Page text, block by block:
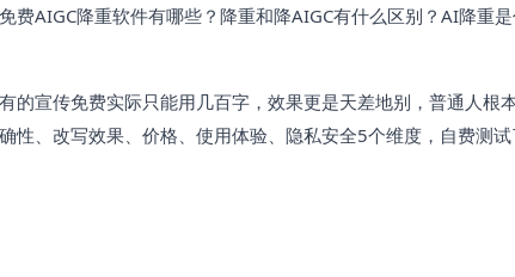
费AIGC降重软件有哪些？降重和降AIGC有什么区别？AI降重
的宣传免费实际只能用几百字，效果更是天差地别，普通人根
性、改写效果、价格、使用体验、隐私安全5个维度，自费测